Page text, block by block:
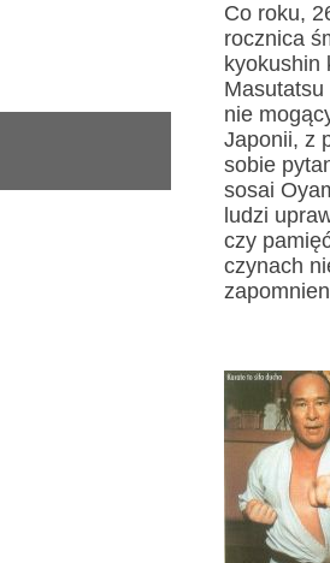
Co roku,
rocznica
kyokushin
nie
Japonii, z
sobie
sosai
ludzi
czy
czynach